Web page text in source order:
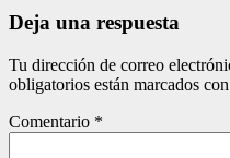
Deja una respuesta
Tu dirección de correo
obligatorios están marcados con
Comentario *